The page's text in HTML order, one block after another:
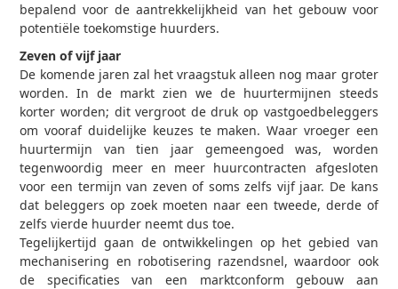
bepalend voor de aantrekkelijkheid van het gebouw voor
potentiële toekomstige huurders.
Zeven of vijf jaar
De komende jaren zal het vraagstuk alleen nog maar groter
worden. In de markt zien we de huurtermijnen steeds
korter worden; dit vergroot de druk op vastgoedbeleggers
om vooraf duidelijke keuzes te maken. Waar vroeger een
huurtermijn van tien jaar gemeengoed was, worden
tegenwoordig meer en meer huurcontracten afgesloten
voor een termijn van zeven of soms zelfs vijf jaar. De kans
dat beleggers op zoek moeten naar een tweede, derde of
zelfs vierde huurder neemt dus toe.
Tegelijkertijd gaan de ontwikkelingen op het gebied van
mechanisering en robotisering razendsnel, waardoor ook
de specificaties van een marktconform gebouw aan